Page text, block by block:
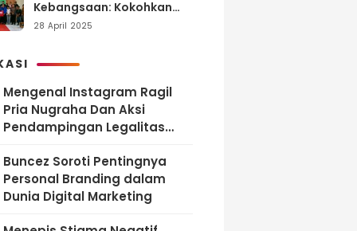
Kebangsaan: Kokohkan
Tekad Melawan Korupsi
28 April 2025
Mengenal Instagram Ragil
Pria Nugraha Dan Aksi
Pendampingan Legalitas
‎Buncez Soroti Pentingnya
Personal Branding dalam
Dunia Digital Marketing